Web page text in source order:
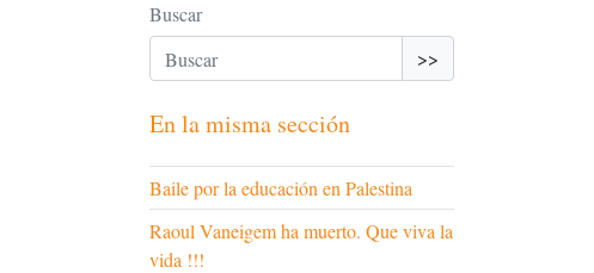
Buscar
>>
En la misma sección
Baile por la educación en Palestina
Raoul Vaneigem ha muerto. Que viva la
vida !!!